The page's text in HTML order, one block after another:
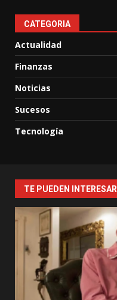
CATEGORIA
Actualidad
Finanzas
Noticias
Sucesos
Tecnología
TE PUEDEN INTERESAR